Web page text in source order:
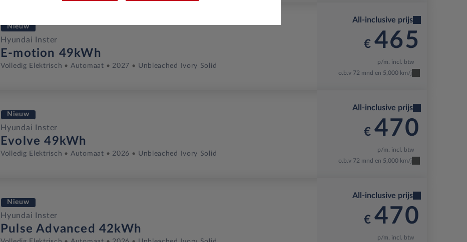
Nieuw
Hyundai Inster
E-motion 49kWh
Volledig Elektrisch Automaat 2027 Unbleached Ivory Solid
All-inclusive prijs
€ 465
p/m. incl. btw
o.b.v 72 mnd en 5,000 km/j
Nieuw
Hyundai Inster
Evolve 49kWh
Volledig Elektrisch Automaat 2026 Unbleached Ivory Solid
All-inclusive prijs
€ 470
p/m. incl. btw
o.b.v 72 mnd en 5,000 km/j
Nieuw
Hyundai Inster
Pulse Advanced 42kWh
All-inclusive prijs
€ 470
p/m. incl. btw